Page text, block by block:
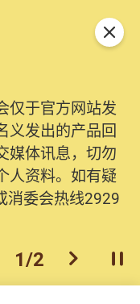
仅于官方网站发
义发出的产品回
媒体讯息，切勿
人资料。如有疑
消委会热线2929
上一个
1/2 下一个开
关闭